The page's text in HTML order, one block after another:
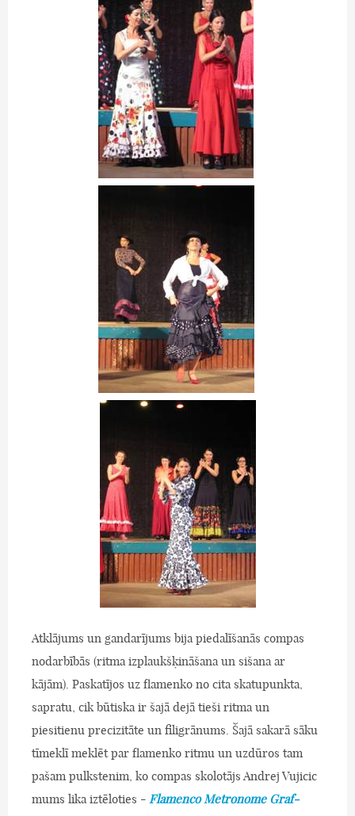
Atklājums un gandarījums bija piedalīšanās compas
nodarbībās (ritma izplaukšķināšana un sišana ar
kājām). Paskatījos uz flamenko no cita skatupunkta,
sapratu, cik būtiska ir šajā dejā tieši ritma un
piesitienu precizitāte un filigrānums. Šajā sakarā sāku
tīmeklī meklēt par flamenko ritmu un uzdūros tam
pašam pulkstenim, ko compas skolotājs Andrej Vujicic
mums lika iztēloties - Flamenco Metronome Graf-